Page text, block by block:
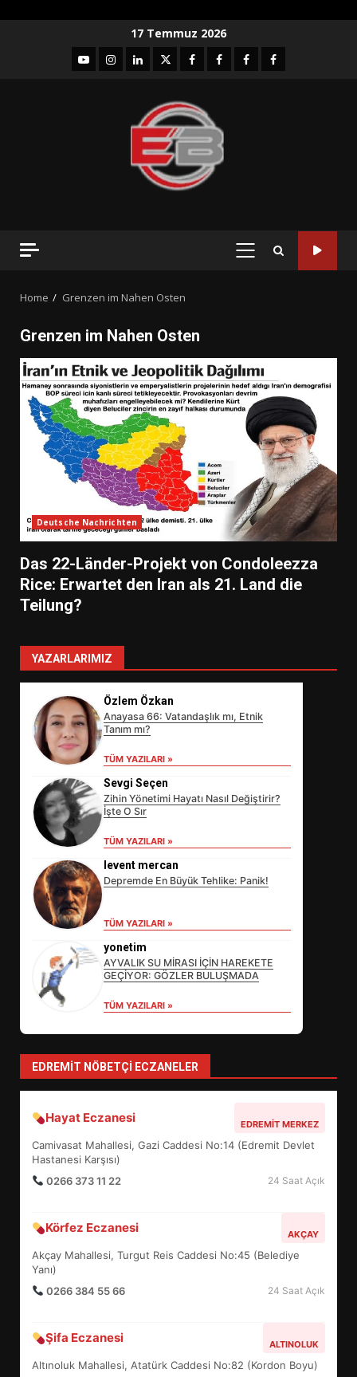
17 Temmuz 2026
YouTubeInstagram
LinkedIntwitterfacebook-Facebook-
Facebook-Facebook-
PRIMARY
Home Grenzen im Nahen Osten
Grenzen im Nahen Osten
Deutsche Nachrichten
Das 22-Länder-Projekt von Condoleezza
Rice: Erwartet den Iran als 21. Land die
Teilung?
YAZARLARIMIZ
Özlem Özkan
Anayasa 66: Vatandaşlık mı, Etnik
Tanım mı?
TÜM YAZILARI »
Sevgi Seçen
Zihin Yönetimi Hayatı Nasıl Değiştirir?
İşte O Sır
TÜM YAZILARI »
levent mercan
Depremde En Büyük Tehlike: Panik!
TÜM YAZILARI »
yonetim
AYVALIK SU MİRASI İÇİN HAREKETE
GEÇİYOR: GÖZLER BULUŞMADA
TÜM YAZILARI »
EDREMIT NÖBETÇI ECZANELER
Hayat Eczanesi EDREMIT MERKEZ
Camivasat Mahallesi, Gazi Caddesi No:14 (Edremit Devlet
Hastanesi Karşısı)
0266 373 11 22
24 Saat Açık
Körfez Eczanesi AKÇAY
Akçay Mahallesi, Turgut Reis Caddesi No:45 (Belediye
Yanı)
0266 384 55 66
24 Saat Açık
Şifa Eczanesi ALTINOLUK
Altınoluk Mahallesi, Atatürk Caddesi No:82 (Kordon Boyu)
EİB’DE KRİTİK ATAMA:
DEĞİŞECEK?
EDREMİT’İN GURURU TÜRKİYE
FİNALİNDE NE BAŞARDI?
5
6
BURHANİYE SATRANÇ
TURNUVASI KAYITLARI NEYİ
DEĞİŞTİRİYOR?
7
YENİ YÖNETİM NASIL
1
HAREKETE GEÇİYOR: GÖZLER
BULUŞMADA